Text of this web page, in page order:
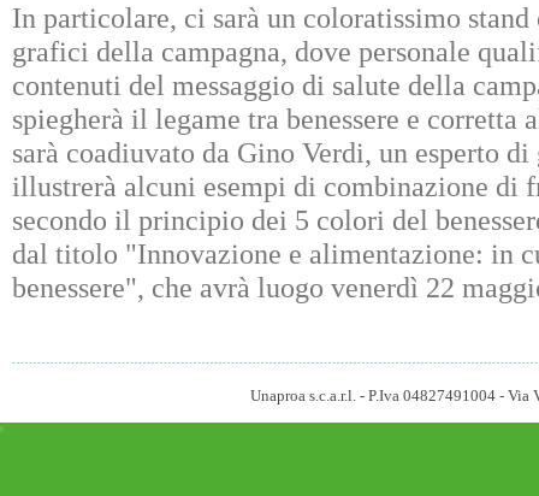
In particolare, ci sarà un coloratissimo
grafici della campagna, dove personale
contenuti del messaggio di salute della
spiegherà il legame tra benessere e
sarà coadiuvato da Gino Verdi, un esperto
illustrerà alcuni esempi di combinazione di
secondo il principio dei 5 colori del
dal titolo "Innovazione e alimentazione: in
benessere", che avrà luogo venerdì 22
Unaproa s.c.a.r.l. - P.Iva 04827491004 -